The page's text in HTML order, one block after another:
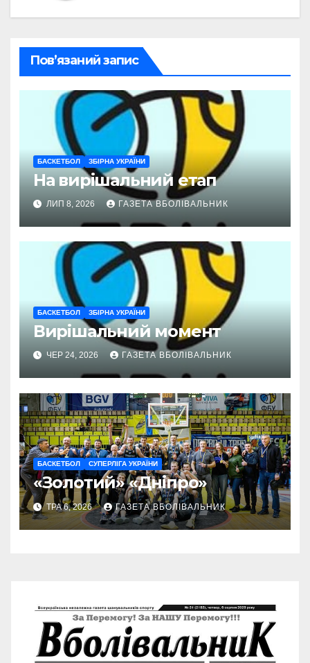
Пов’язаний запис
БАСКЕТБОЛ ЗБІРНА УКРАЇНИ
На вирішальний етап
ЛИП 8, 2026 ГАЗЕТА ВБОЛІВАЛЬНИК
БАСКЕТБОЛ ЗБІРНА УКРАЇНИ
Вирішальний момент
ЧЕР 24, 2026 ГАЗЕТА ВБОЛІВАЛЬНИК
БАСКЕТБОЛ СУПЕРЛІГА УКРАЇНИ
«Золотий» «Дніпро»
ТРА 6, 2026 ГАЗЕТА ВБОЛІВАЛЬНИК